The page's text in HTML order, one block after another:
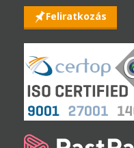
Feliratkozás